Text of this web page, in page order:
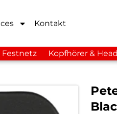
Kontakt
Festnetz Kopfhörer &